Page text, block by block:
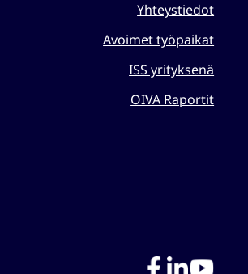
Yhteystiedot
Avoimet työpaikat
ISS yrityksenä
OIVA Raportit